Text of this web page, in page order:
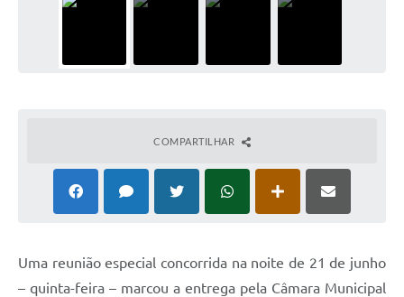
COMPARTILHAR
Uma reunião especial concorrida na noite de 21 de junho
– quinta-feira – marcou a entrega pela Câmara Municipal